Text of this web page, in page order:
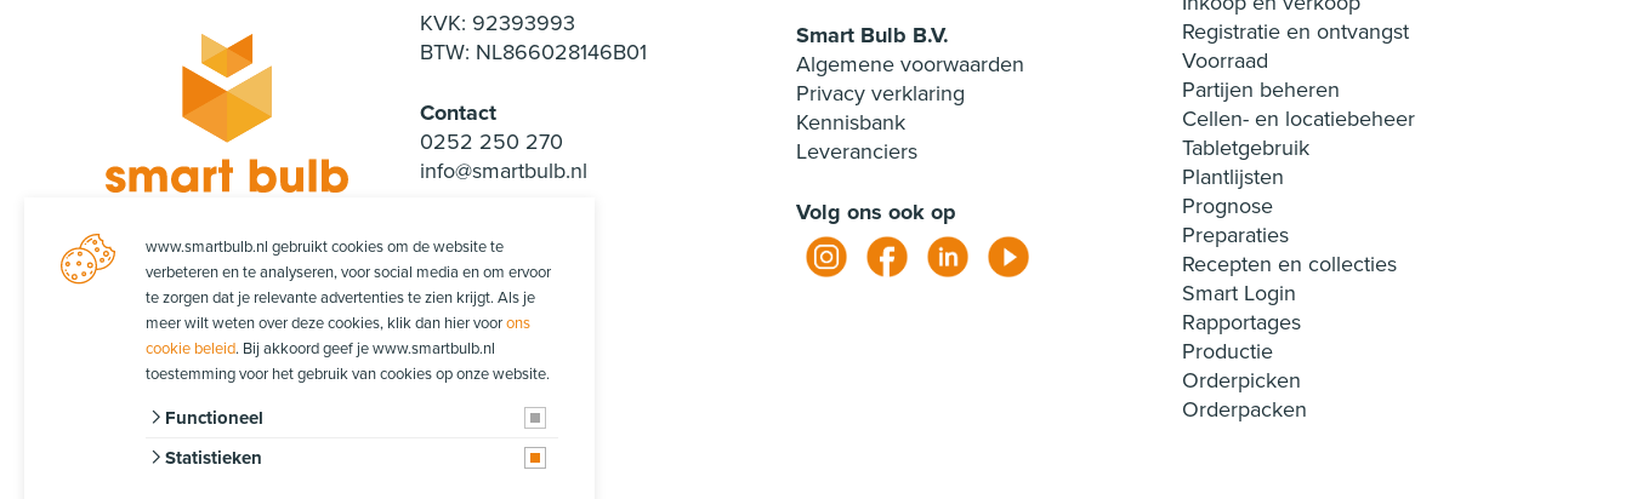
KVK: 92393993
BTW: NL866028146B01
Contact
0252 250 270
info@smartbulb.nl
Smart Bulb B.V.
Algemene voorwaarden
Privacy verklaring
Kennisbank
Leveranciers
Volg ons ook op
Registratie en ontvangst
Voorraad
Partijen beheren
Cellen- en locatiebeheer
Tabletgebruik
Plantlijsten
Prognose
Preparaties
Recepten en collecties
Smart Login
Rapportages
Productie
Orderpicken
Orderpacken
www.smartbulb.nl gebruikt cookies om de website te
verbeteren en te analyseren, voor social media en om ervoor
te zorgen dat je relevante advertenties te zien krijgt. Als je
meer wilt weten over deze cookies, klik dan hier voorons
cookie beleid. Bij akkoord geef je www.smartbulb.nl
toestemming voor het gebruik van cookies op onze website.
Functioneel
Statistieken